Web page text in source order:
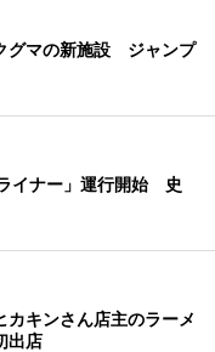
グマの新施設 ジャンプ
イナー」運行開始 史
カキンさん店主のラーメ
出店